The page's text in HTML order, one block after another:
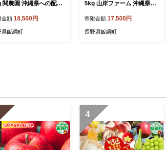
関農園 沖縄県への配送
年12月下旬頃まで順
送予定 エコファーマー
金額 18,500円
県飯綱町
5kg 山岸ファーム 沖縄県へ
旬頃から2026年12月下旬頃
まで順次発送予定 令和8年
寄附金額 17,500円
長野県飯綱町
4